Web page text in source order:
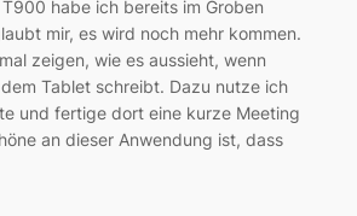
habe ich bereits im Groben
mir, es wird noch mehr kommen.
zeigen, wie es aussieht, wenn
Tablet schreibt. Dazu nutze ich
und fertige dort eine kurze Meeting
an dieser Anwendung ist, dass